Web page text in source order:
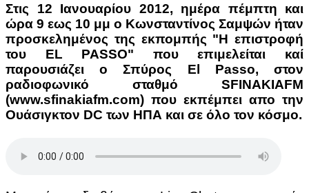
Στις 12 Ιανουαρίου 2012, ημέρα πέμπτη και
ώρα 9 εως 10 μμ ο Κωνσταντίνος Σαμψών ήταν
προσκελημένος της εκπομπής "Η επιστροφή
του EL PASSO" που επιμελείται καί
παρουσιάζει ο Σπύρος El Passo, στον
ραδιοφωνικό σταθμό SFINAKIAFM
(www.sfinakiafm.com) που εκπέμπει απο την
Ουάσιγκτον DC των ΗΠΑ και σε όλο τον κόσμο.